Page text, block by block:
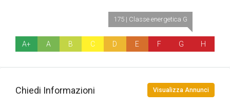
A+ A B C D E F
175 | Classe energetica G
G H
Chiedi Informazioni Visualizza Annunci